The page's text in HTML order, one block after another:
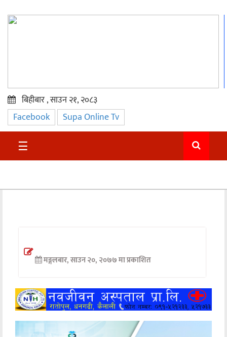
प्रमुख
समाचार
सुदुर
अन्तर्वार्ता
खेलकुद
मनोरञ्जन
अन्य
बिहीबार , साउन २१, २०८३
Facebook Supa Online Tv
☰
मङ्गलबार, साउन २०, २०७७ मा प्रकाशित